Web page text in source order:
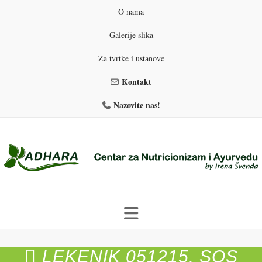
O nama
Galerije slika
Za tvrtke i ustanove
Kontakt
Nazovite nas!
to
PROGRAMI PREHRANE PRIRODNO MRŠAVLJENJE
LEKENIK 051215. SOS